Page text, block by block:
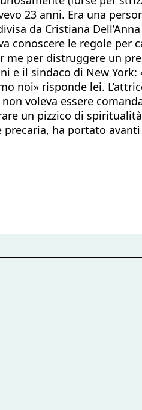
23 anni. Era una
da Cristiana
conoscere le regole per
per distruggere un
e il sindaco di New York:
noi» risponde lei.
voleva essere
un pizzico di
ha portato avanti